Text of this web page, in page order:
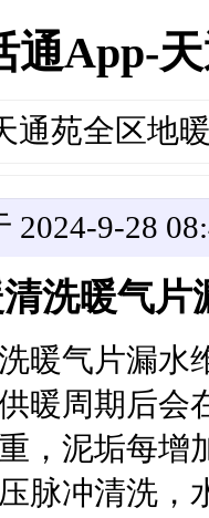
通App-
通苑全区地
2024-9-28
洗暖气片
暖气片漏水
暖周期后会
，泥垢每增
脉冲清洗，